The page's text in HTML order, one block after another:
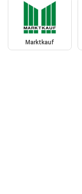
Marktkauf